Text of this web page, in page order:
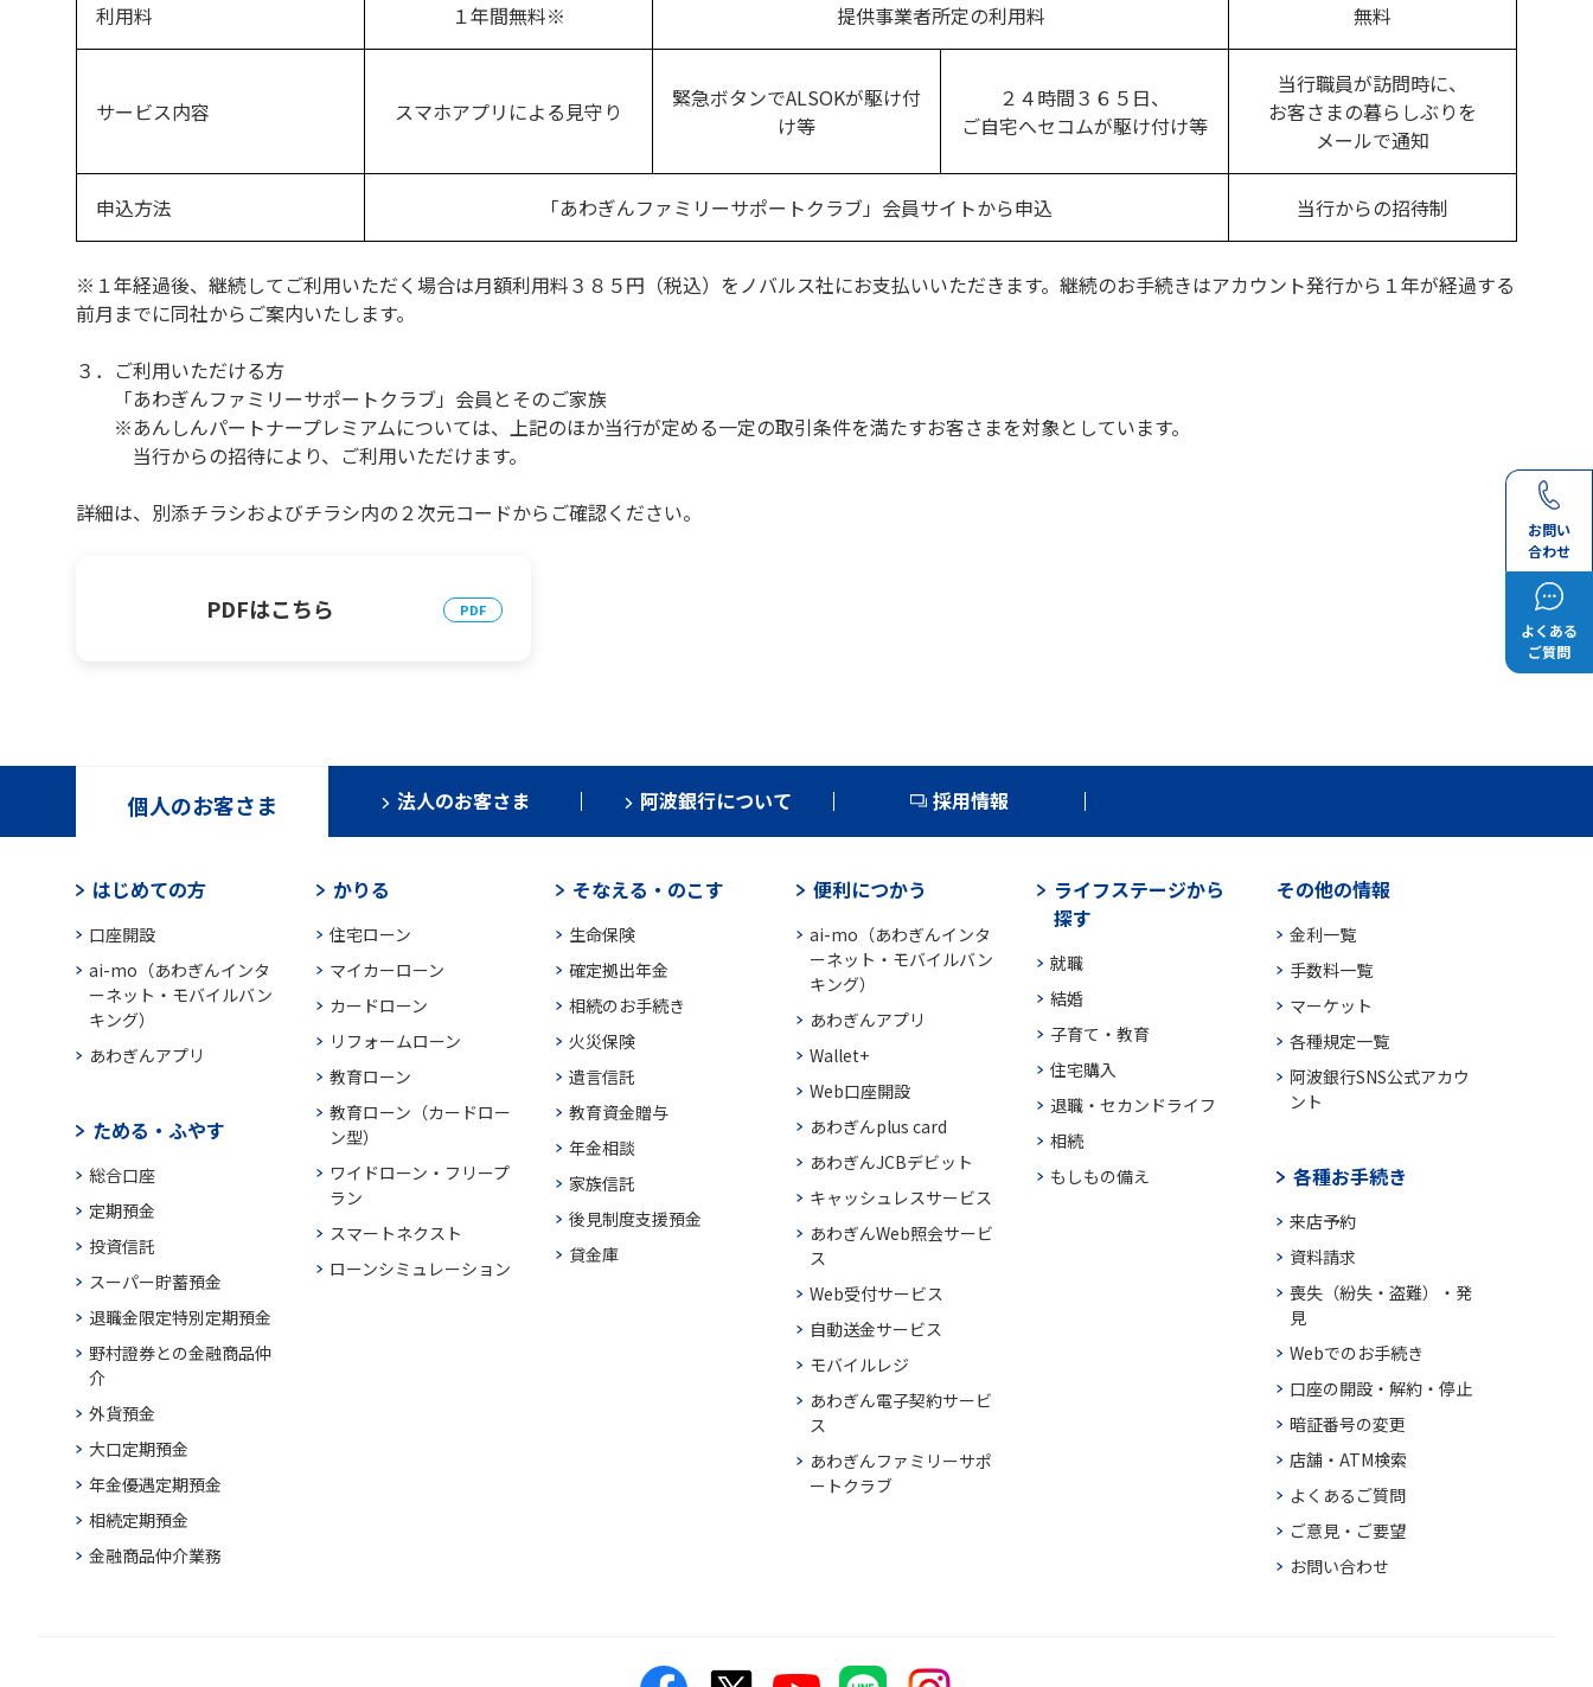
お問い
合わせ
よくある
ご質問
利用料 １年間無料※ 提供事業者所定の利用料 無料
サービス内容 スマホアプリによる見守り
緊急ボタンでALSOKが駆け付
け等
２４時間３６５日、
ご自宅へセコムが駆け付け等
当行職員が訪問時に、
お客さまの暮らしぶりを
メールで通知
申込方法 「あわぎんファミリーサポートクラブ」会員サイトから申込 当行からの招待制
※１年経過後、継続してご利用いただく場合は月額利用料３８５円（税込）をノバルス社にお支払いいただきます。継続のお手続きはアカウント発行から１年が経過する
前月までに同社からご案内いたします。
３．ご利用いただける方
「あわぎんファミリーサポートクラブ」会員とそのご家族
※あんしんパートナープレミアムについては、上記のほか当行が定める一定の取引条件を満たすお客さまを対象としています。
当行からの招待により、ご利用いただけます。
詳細は、別添チラシおよびチラシ内の２次元コードからご確認ください。
PDFはこちら
個人のお客さま 法人のお客さま 阿波銀行について 採用情報
はじめての方
口座開設
ai-mo（あわぎんインタ
ーネット・モバイルバン
キング）
あわぎんアプリ
ためる・ふやす
総合口座
定期預金
投資信託
スーパー貯蓄預金
退職金限定特別定期預金
野村證券との金融商品仲
介
外貨預金
大口定期預金
年金優遇定期預金
相続定期預金
金融商品仲介業務
かりる
住宅ローン
マイカーローン
カードローン
リフォームローン
教育ローン
教育ローン（カードロー
ン型）
ワイドローン・フリープ
ラン
スマートネクスト
ローンシミュレーション
そなえる・のこす
生命保険
確定拠出年金
相続のお手続き
火災保険
遺言信託
教育資金贈与
年金相談
家族信託
後見制度支援預金
貸金庫
便利につかう
ai-mo（あわぎんインタ
ーネット・モバイルバン
キング）
あわぎんアプリ
Wallet+
Web口座開設
あわぎんplus card
あわぎんJCBデビット
キャッシュレスサービス
あわぎんWeb照会サービ
ス
Web受付サービス
自動送金サービス
モバイルレジ
あわぎん電子契約サービ
ス
あわぎんファミリーサポ
ートクラブ
ライフステージから
探す
就職
結婚
子育て・教育
住宅購入
退職・セカンドライフ
相続
もしもの備え
その他の情報
金利一覧
手数料一覧
マーケット
各種規定一覧
阿波銀行SNS公式アカウ
ント
各種お手続き
来店予約
資料請求
喪失（紛失・盗難）・発
見
Webでのお手続き
口座の開設・解約・停止
暗証番号の変更
店舗・ATM検索
よくあるご質問
ご意見・ご要望
お問い合わせ